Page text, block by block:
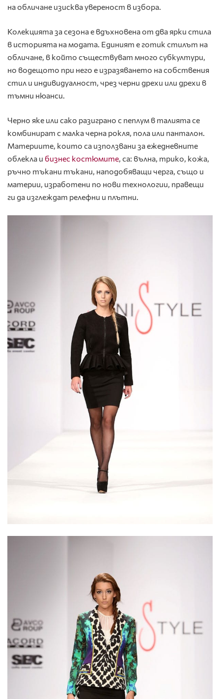
на обличане изисква увереност в избора.
Колекцията за сезона е вдъхновена от два ярки стила
в историята на модата. Единият е готик стилът на
обличане, в който съществуват много субкултури,
но водещото при него е изразяването на собствения
стил и индивидуалност, чрез черни дрехи или дрехи в
тъмни нюанси.
Черно яке или сако разиграно с пеплум в талията се
комбинират с малка черна рокля, пола или панталон.
Материите, които са използвани за ежедневните
облекла и бизнес костюмите, са: вълна, трико, кожа,
ръчно тъкани тъкани, наподобяващи черга, също и
материи, изработени по нови технологии, правещи
ги да изглеждат релефни и плътни.